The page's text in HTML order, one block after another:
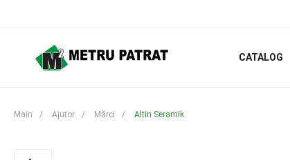
CATALOG
Main / Ajutor / Mărci / Altin Seramik